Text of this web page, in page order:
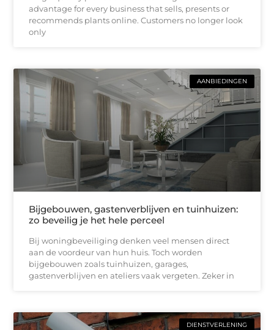
advantage for every business that sells, presents or
recommends plants online. Customers no longer look
only
AANBIEDINGEN
Bijgebouwen, gastenverblijven en tuinhuizen:
zo beveilig je het hele perceel
Bij woningbeveiliging denken veel mensen direct
aan de voordeur van hun huis. Toch worden
bijgebouwen zoals tuinhuizen, garages,
gastenverblijven en ateliers vaak vergeten. Zeker in
DIENSTVERLENING